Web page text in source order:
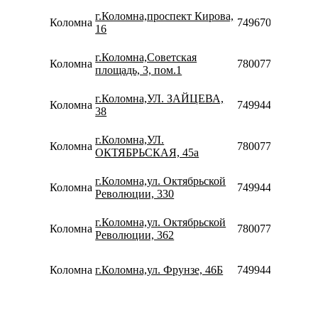
Коломна
г.Коломна,проспект Кирова,
16
74967026007204
Коломна
г.Коломна,Советская
площадь, 3, пом.1
78007753553
Коломна
г.Коломна,УЛ. ЗАЙЦЕВА,
38
74994440701
Коломна
г.Коломна,УЛ.
ОКТЯБРЬСКАЯ, 45а
78007753553
Коломна
г.Коломна,ул. Октябрьской
Революции, 330
74994440703
Коломна
г.Коломна,ул. Октябрьской
Революции, 362
78007753553
Коломна г.Коломна,ул. Фрунзе, 46Б 74994441730